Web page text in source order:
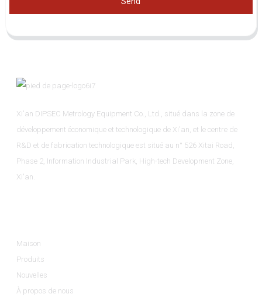
Xi'an DIPSEC Metrology Equipment Co., Ltd., situé dans la zone de
développement économique et technologique de Xi'an, et le centre de
R&D et de fabrication technologique est situé au n° 526 Xitai Road,
Phase 2, Information Industrial Park, High-tech Development Zone,
Xi'an.
Maison
Produits
Nouvelles
À propos de nous